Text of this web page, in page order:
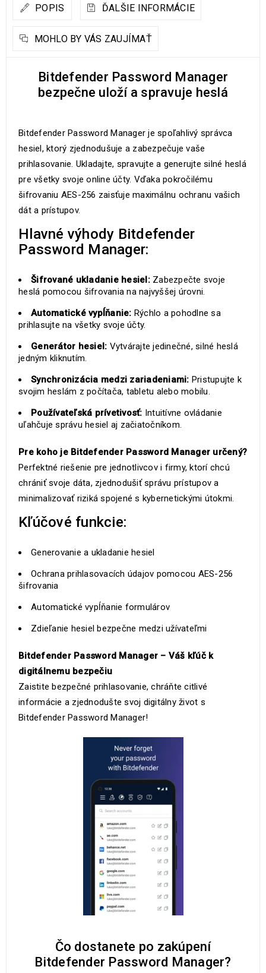
POPIS ĎALŠIE INFORMÁCIE
MOHLO BY VÁS ZAUJÍMAŤ
Bitdefender Password Manager
bezpečne uloží a spravuje heslá
Bitdefender Password Manager je spoľahlivý správca
hesiel, ktorý zjednodušuje a zabezpečuje vaše
prihlasovanie. Ukladajte, spravujte a generujte silné heslá
pre všetky svoje online účty. Vďaka pokročilému
šifrovaniu AES-256 zaisťuje maximálnu ochranu vašich
dát a prístupov.
Hlavné výhody Bitdefender
Password Manager:
Šifrované ukladanie hesiel:Zabezpečte svoje
heslá pomocou šifrovania na najvyššej úrovni.
Automatické vypĺňanie: Rýchlo a pohodlne sa
prihlasujte na všetky svoje účty.
Generátor hesiel: Vytvárajte jedinečné, silné heslá
jedným kliknutím.
Synchronizácia medzi zariadeniami: Pristupujte k
svojim heslám z počítača, tabletu alebo mobilu.
Používateľská prívetivosť: Intuitívne ovládanie
uľahčuje správu hesiel aj začiatočníkom.
Pre koho je Bitdefender Password Manager určený?
Perfektné riešenie pre jednotlivcov i firmy, ktorí chcú
chrániť svoje dáta, zjednodušiť správu prístupov a
minimalizovať riziká spojené s kybernetickými útokmi.
Kľúčové funkcie:
Generovanie a ukladanie hesiel
Ochrana prihlasovacích údajov pomocou AES-256
šifrovania
Automatické vypĺňanie formulárov
Zdieľanie hesiel bezpečne medzi užívateľmi
Bitdefender Password Manager – Váš kľúč k
digitálnemu bezpečiu
Zaistite bezpečné prihlasovanie, chráňte citlivé
informácie a zjednodušte svoj digitálny život s
Bitdefender Password Manager!
Čo dostanete po zakúpení
Bitdefender Password Manager?